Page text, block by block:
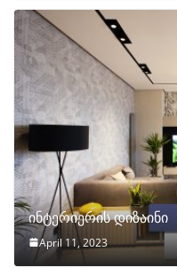
ინტერიერის დიზაინი
April 11, 2023